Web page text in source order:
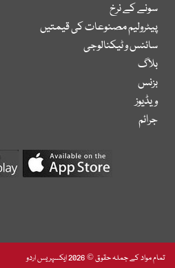
سونے کے نرخ
پیٹرولیم مصنوعات کی قیمتیں
سائنس و ٹیکنالوجی
بلاگ
بزنس
ویڈیوز
جرائم
تمام مواد کے جملہ حقوق © 2026 ایکسپریس اردو